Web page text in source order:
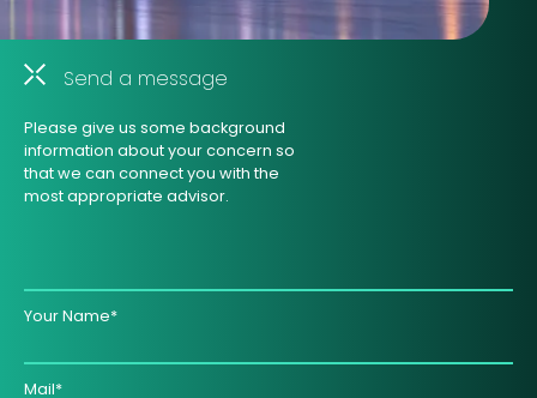
Send a message
Please give us some background
information about your concern so
that we can connect you with the
most appropriate advisor.
Your Name*
Mail*